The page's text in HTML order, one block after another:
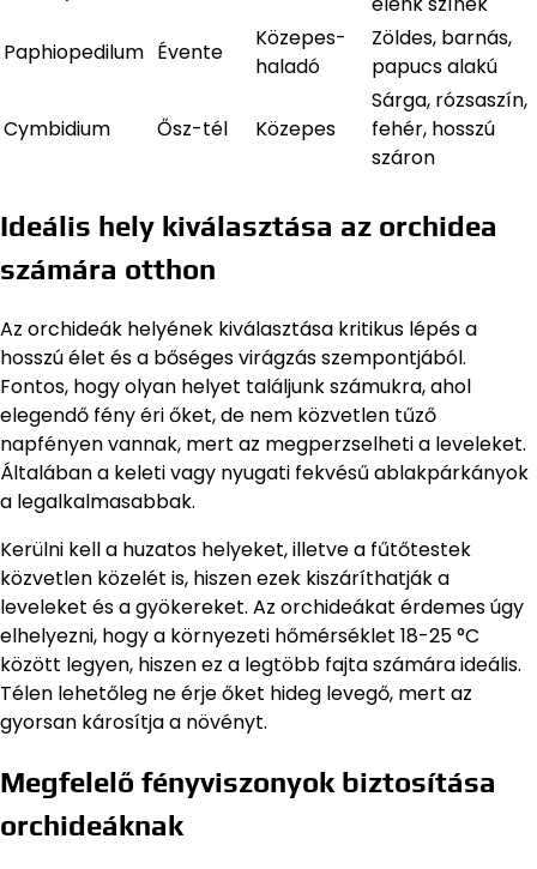
Paphiopedilum Évente
Közepes-
haladó
Zöldes, barnás,
papucs alakú
Cymbidium Ősz-tél Közepes
Sárga, rózsaszín,
fehér, hosszú
száron
Ideális hely kiválasztása az orchidea
számára otthon
Az orchideák helyének kiválasztása kritikus lépés a
hosszú élet és a bőséges virágzás szempontjából.
Fontos, hogy olyan helyet találjunk számukra, ahol
elegendő fény éri őket, de nem közvetlen tűző
napfényen vannak, mert az megperzselheti a leveleket.
Általában a keleti vagy nyugati fekvésű ablakpárkányok
a legalkalmasabbak.
Kerülni kell a huzatos helyeket, illetve a fűtőtestek
közvetlen közelét is, hiszen ezek kiszáríthatják a
leveleket és a gyökereket. Az orchideákat érdemes úgy
elhelyezni, hogy a környezeti hőmérséklet 18-25 °C
között legyen, hiszen ez a legtöbb fajta számára ideális.
Télen lehetőleg ne érje őket hideg levegő, mert az
gyorsan károsítja a növényt.
Megfelelő fényviszonyok biztosítása
orchideáknak